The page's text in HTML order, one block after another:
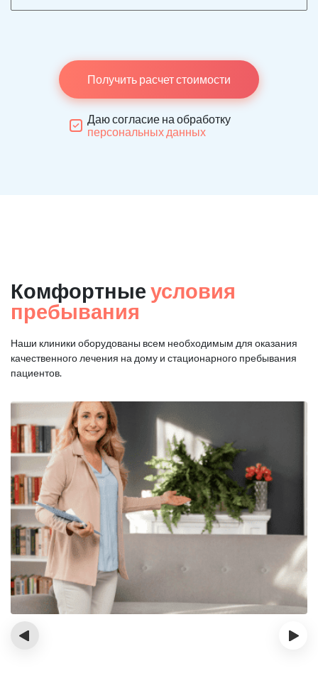
Получить расчет стоимости
Даю согласие на обработку
персональных данных
Комфортные условия
пребывания
Наши клиники оборудованы всем необходимым для оказания
качественного лечения на дому и стационарного пребывания
пациентов.
‹ ›